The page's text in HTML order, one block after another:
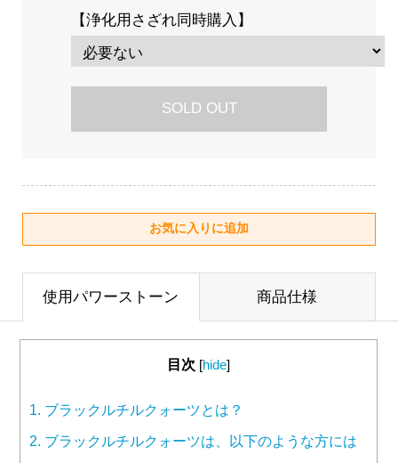
【浄化用さざれ同時購入】
SOLD OUT
使用パワーストーン 商品仕様
目次 [hide]
1. ブラックルチルクォーツとは？
2. ブラックルチルクォーツは、以下のような方には